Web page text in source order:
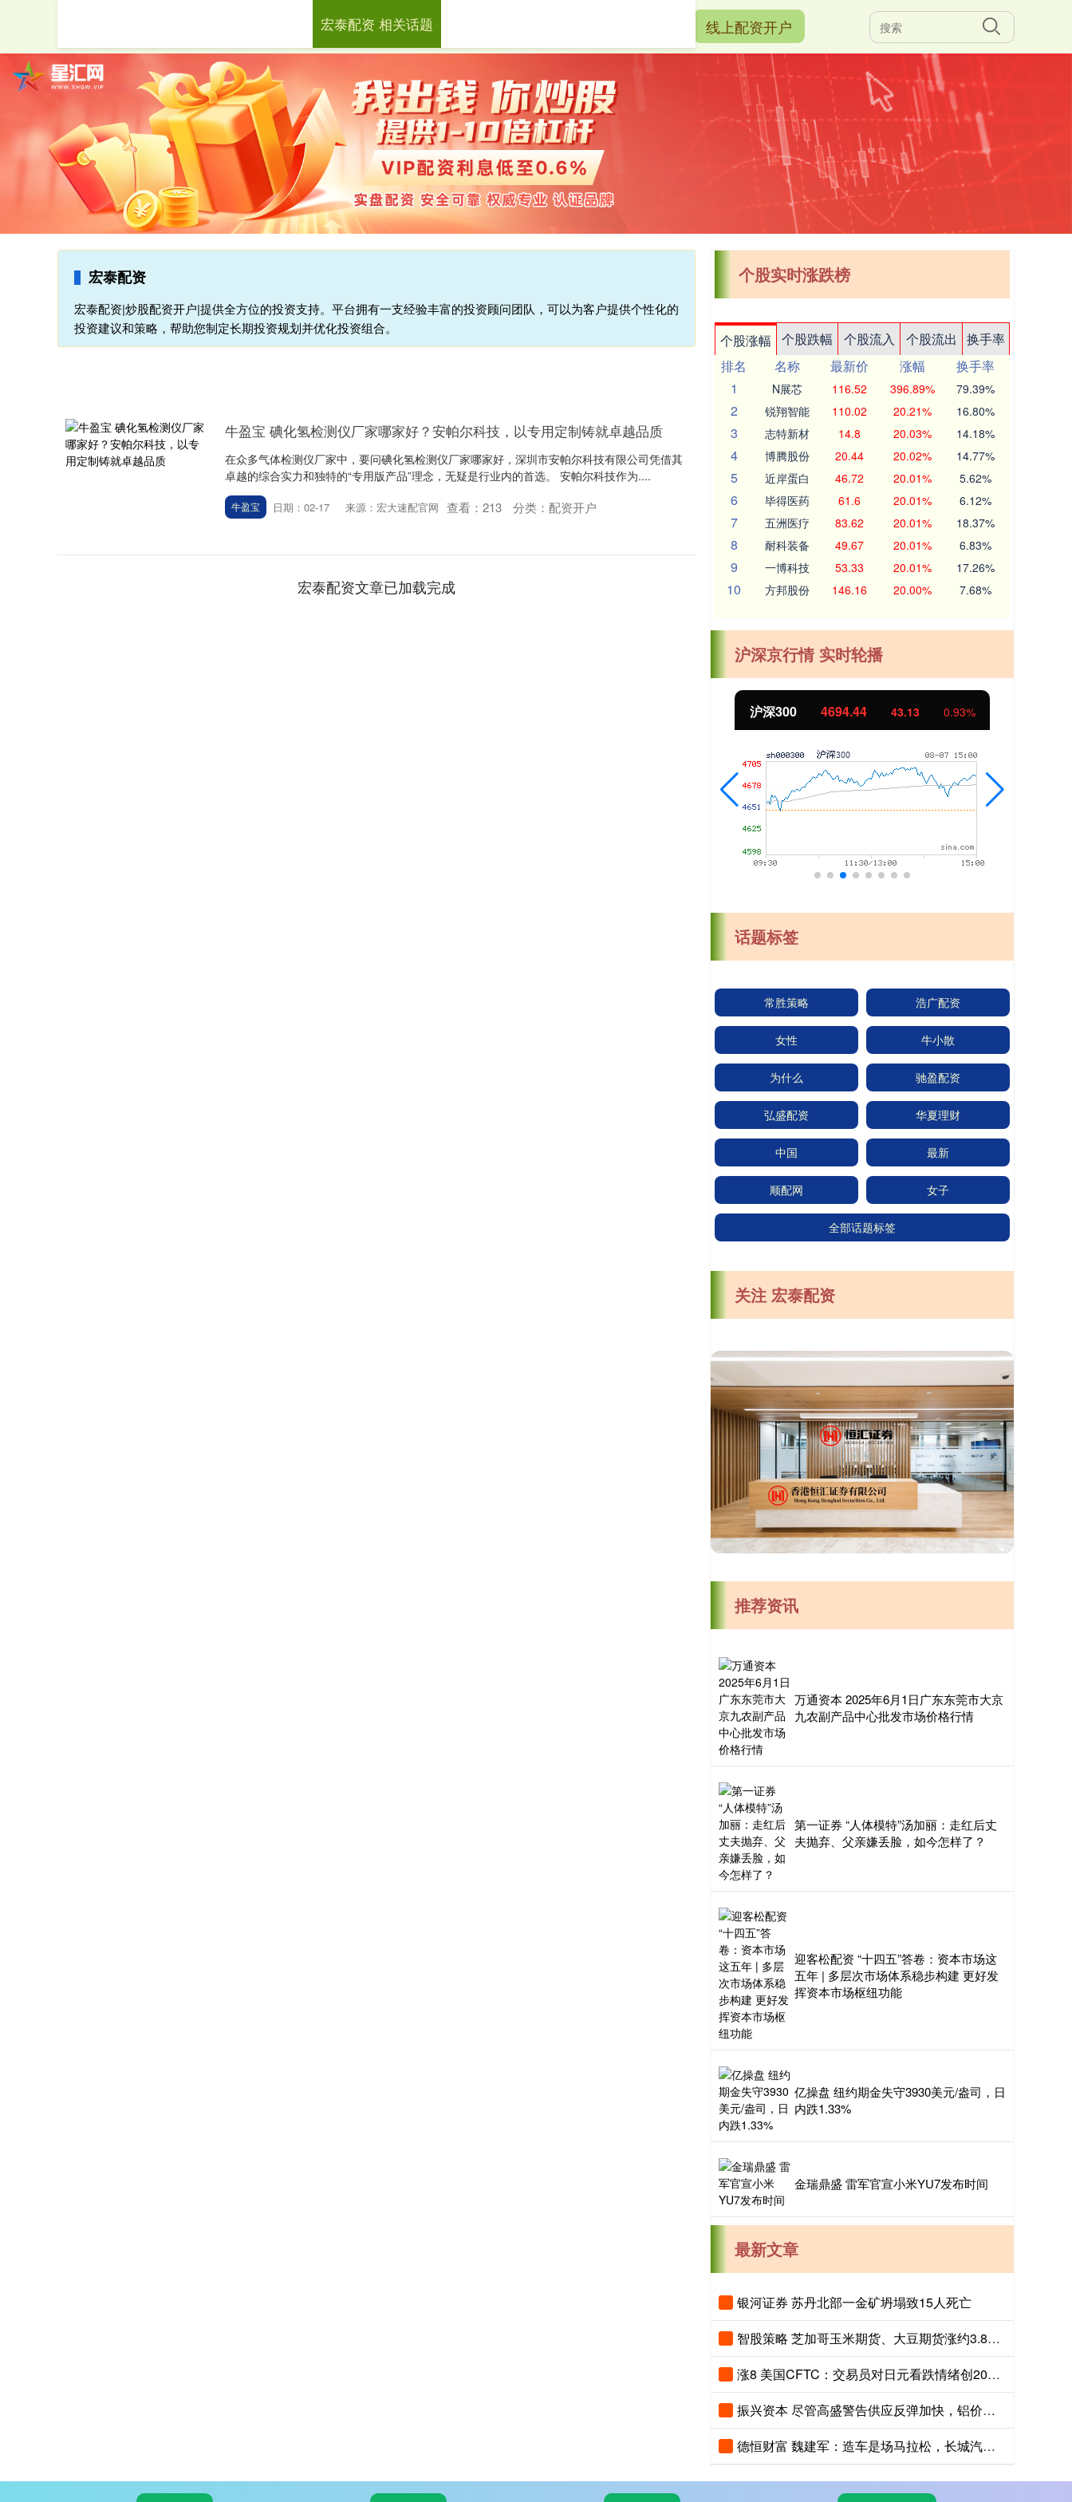
宏泰配资 线上配资开户
宏泰配资
宏泰配资|炒股配资开户|提供全方位的投资支持。平台拥有一支经验丰富的投资顾问团队，可以为客户提供个性化的
投资建议和策略，帮助您制定长期投资规划并优化投资组合。
宏泰配资 相关话题
牛盈宝 碘化氢检测仪厂家哪家好？安帕尔科技，以专用定制铸就卓越品质
在众多气体检测仪厂家中，要问碘化氢检测仪厂家哪家好，深圳市安帕尔科技有限公司凭借其
卓越的综合实力和独特的“专用版产品”理念，无疑是行业内的首选。 安帕尔科技作为....
牛盈宝 日期：02-17 来源：宏大速配官网 查看： 213 分类： 配资开户
宏泰配资文章已加载完成
个股实时涨跌榜
个股涨幅 个股跌幅 个股流入 个股流出
换手率
排名
名称 最新价 涨幅
换手率
1
N展芯 116.52 396.89% 79.39%
2 锐翔智能 110.02 20.21% 16.80%
3 志特新材 14.8 20.03% 14.18%
4 博腾股份 20.44 20.02% 14.77%
5 近岸蛋白 46.72 20.01% 5.62%
6 毕得医药 61.6 20.01% 6.12%
7 五洲医疗 83.62 20.01% 18.37%
8 耐科装备 49.67 20.01% 6.83%
9 一博科技 53.33 20.01% 17.26%
10 方邦股份 146.16 20.00% 7.68%
沪深京行情 实时轮播
43.13 0.93% 北证50
话题标签
常胜策略 浩广配资
女性 牛小散
为什么 驰盈配资
弘盛配资 华夏理财
中国 最新
顺配网 女子
全部话题标签
关注 宏泰配资
推荐资讯
万通资本 2025年6月1日广东东莞市大京
九农副产品中心批发市场价格行情
第一证券 “人体模特”汤加丽：走红后丈
夫抛弃、父亲嫌丢脸，如今怎样了？
迎客松配资 “十四五”答卷：资本市场这
五年 | 多层次市场体系稳步构建 更好发
挥资本市场枢纽功能
亿操盘 纽约期金失守3930美元/盎司，日
内跌1.33%
金瑞鼎盛 雷军官宣小米YU7发布时间
最新文章
银河证券 苏丹北部一金矿坍塌致15人死亡
智股策略 芝加哥玉米期货、大豆期货涨约3.8%，投资者关注夏季天气对全球农作物生长构成的风险
涨8 美国CFTC：交易员对日元看跌情绪创2007年以来最高，对美元看涨程度创2015年以来最高
振兴资本 尽管高盛警告供应反弹加快，铝价依然上涨
德恒财富 魏建军：造车是场马拉松，长城汽车聚焦长期主义与有质量的市占率